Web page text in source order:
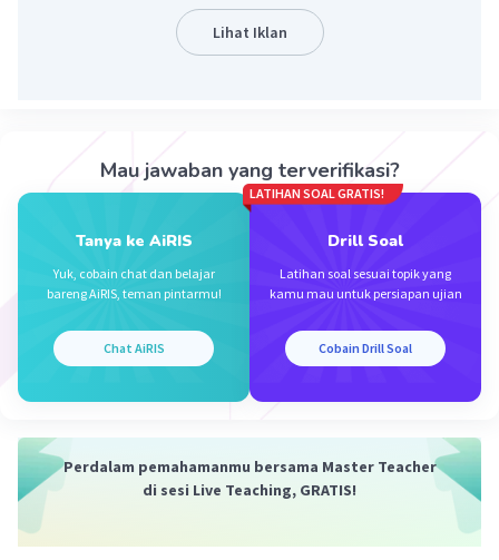
Lihat Iklan
Mau jawaban yang terverifikasi?
Tanya ke AiRIS
Yuk, cobain chat dan belajar
bareng AiRIS, teman pintarmu!
Chat AiRIS
LATIHAN SOAL GRATIS!
Drill Soal
Latihan soal sesuai topik yang
kamu mau untuk persiapan ujian
Cobain Drill Soal
Perdalam pemahamanmu bersama Master Teacher
di sesi Live Teaching, GRATIS!